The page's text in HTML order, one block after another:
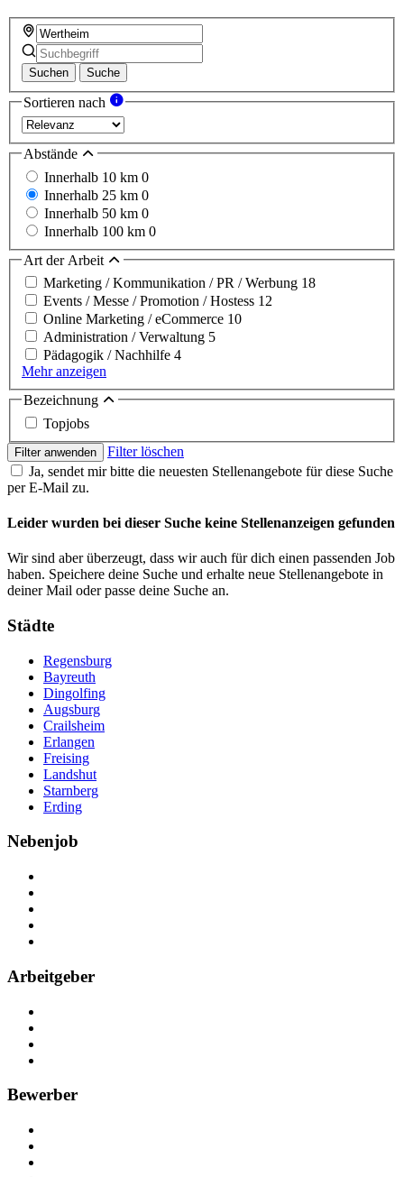
Suchen Suche
Sortieren nach
Abstände
Innerhalb 10 km 0
Innerhalb 25 km 0
Innerhalb 50 km 0
Innerhalb 100 km 0
Art der Arbeit
Marketing / Kommunikation / PR / Werbung 18
Events / Messe / Promotion / Hostess 12
Online Marketing / eCommerce 10
Administration / Verwaltung 5
Pädagogik / Nachhilfe 4
Mehr anzeigen
Bezeichnung
Topjobs
Filter anwenden
Filter löschen
Ja, sendet mir bitte die neuesten Stellenangebote für diese Suche
per E-Mail zu.
Leider wurden bei dieser Suche keine Stellenanzeigen gefunden
Wir sind aber überzeugt, dass wir auch für dich einen passenden Job
haben. Speichere deine Suche und erhalte neue Stellenangebote in
deiner Mail oder passe deine Suche an.
Städte
Regensburg
Bayreuth
Dingolfing
Augsburg
Crailsheim
Erlangen
Freising
Landshut
Starnberg
Erding
Nebenjob
Arbeitgeber
Bewerber